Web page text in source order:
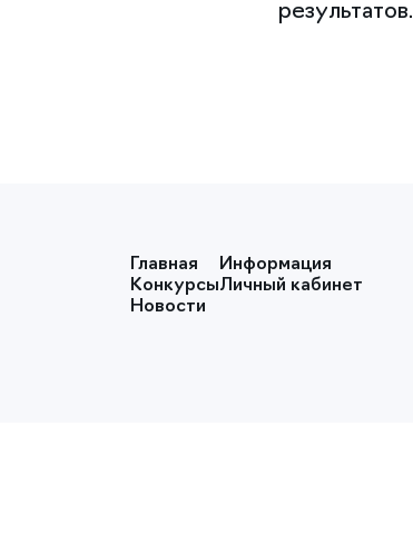
результатов.
Главная
Конкурсы
Новости
Информация
Личный кабинет